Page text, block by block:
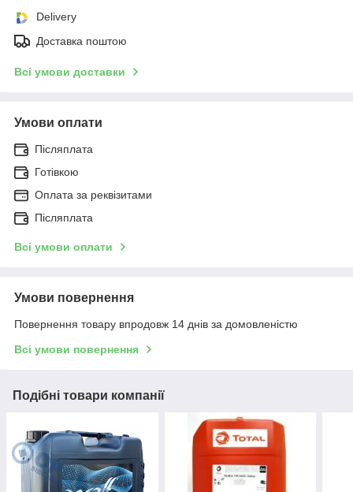
Delivery
Доставка поштою
Всі умови доставки
Умови оплати
Післяплата
Готівкою
Оплата за реквізитами
Післяплата
Всі умови оплати
Умови повернення
Повернення товару впродовж 14 днів за домовленістю
Всі умови повернення
Подібні товари компанії